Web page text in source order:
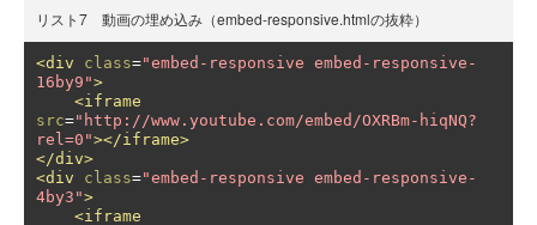
リスト7 動画の埋め込み（embed-responsive.htmlの抜粋）
<div class="embed-responsive embed-responsive-
16by9">
<iframe
src="http://www.youtube.com/embed/OXRBm-hiqNQ?
rel=0"></iframe>
</div>
<div
class="embed-responsive embed-responsive-
4by3">
<iframe